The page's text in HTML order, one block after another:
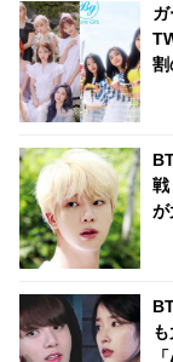
割
戦
が